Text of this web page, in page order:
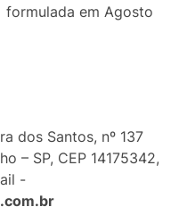
formulada em Agosto
dos Santos, nº 137
– SP, CEP 14175342,
-